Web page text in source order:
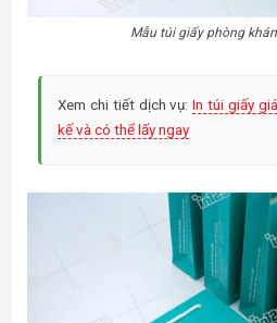
Mẫu túi giấy phòng
Xem chi tiết dịch vụ:In túi giấy
kế và có thể lấy ngay